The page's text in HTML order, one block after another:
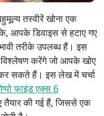
तस्वीरें खोना एक
आपके डिवाइस से हटाए गए
तरीके उपलब्ध हैं। इस
करेंगे जो आपके खोए
कर सकते हैं। इस लेख में चर्चा
फाइंड एक्स 6
तैयार की गई हैं, जिससे एक